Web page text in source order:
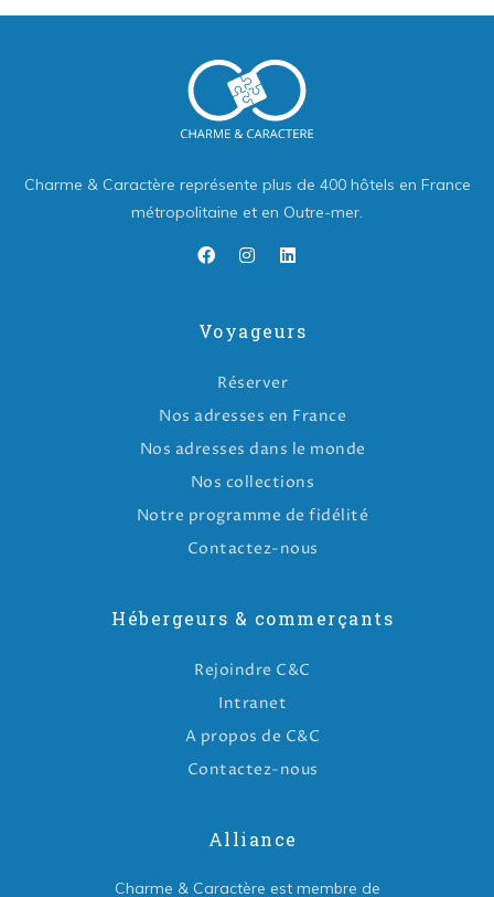
Charme & Caractère représente plus de 400 hôtels en France
métropolitaine et en Outre-mer.
Voyageurs
Réserver
Nos adresses en France
Nos adresses dans le monde
Nos collections
Notre programme de fidélité
Contactez-nous
Hébergeurs & commerçants
Rejoindre C&C
Intranet
A propos de C&C
Contactez-nous
Alliance
Charme & Caractère est membre de